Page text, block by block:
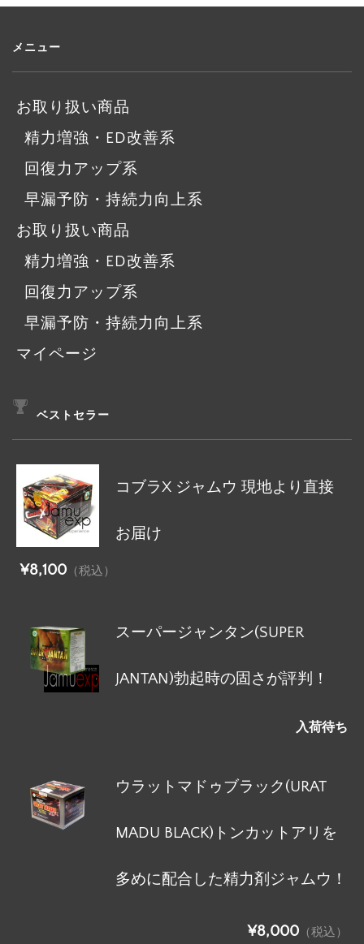
メニュー
お取り扱い商品
精力増強・ED改善系
回復力アップ系
早漏予防・持続力向上系
お取り扱い商品
精力増強・ED改善系
回復力アップ系
早漏予防・持続力向上系
マイページ
ベストセラー
コブラX ジャムウ 現地より直接
お届け
¥8,100 （税込）
スーパージャンタン(SUPER
JANTAN)勃起時の固さが評判！
入荷待ち
ウラットマドゥブラック(URAT
MADU BLACK)トンカットアリを
多めに配合した精力剤ジャムウ！
¥8,000 （税込）